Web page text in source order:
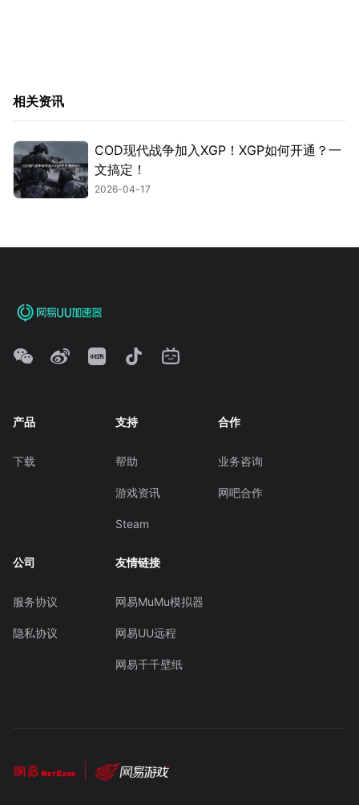
相关资讯
COD现代战争加入XGP！XGP如何开通？一
文搞定！
2026-04-17
产品
下载
支持
帮助
游戏资讯
Steam
合作
业务咨询
网吧合作
公司
服务协议
隐私协议
友情链接
网易MuMu模拟器
网易UU远程
网易千千壁纸